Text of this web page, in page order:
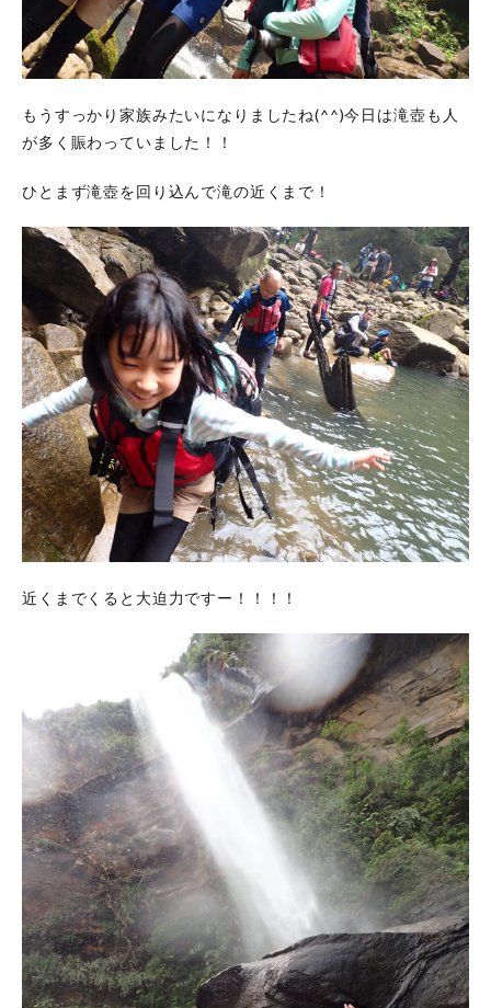
もうすっかり家族みたいになりましたね(^^)今日は滝壺も人
が多く賑わっていました！！
ひとまず滝壺を回り込んで滝の近くまで！
近くまでくると大迫力ですー！！！！